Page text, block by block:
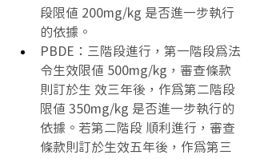
段限值 200mg/kg 是否進一步執行
的依據。
PBDE：三階段進行，第一階段為法
令生效限值 500mg/kg，審查條款
則訂於生 效三年後，作為第二階段
限值 350mg/kg 是否進一步執行的
依據。若第二階段 順利進行，審查
條款則訂於生效五年後，作為第三